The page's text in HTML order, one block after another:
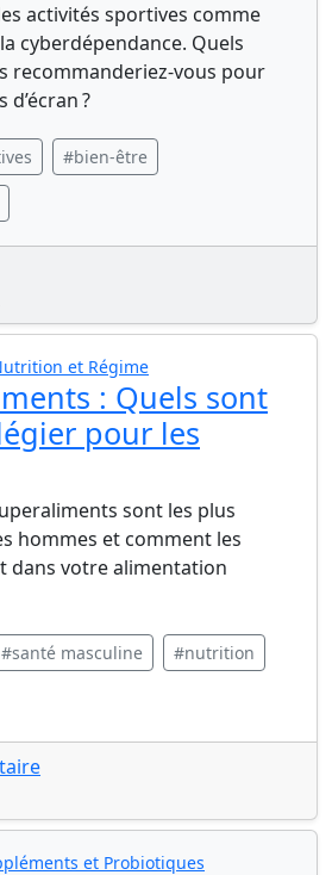
activités sportives comme
cyberdépendance. Quels
recommanderiez-vous pour
?
#bien-être
et Régime
: Quels sont
pour les
sont les plus
hommes et comment les
dans votre alimentation
#santé masculine #nutrition
et Probiotiques